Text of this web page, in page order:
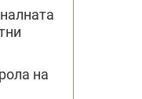
на